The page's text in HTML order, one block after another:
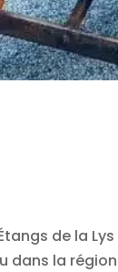
de la
la